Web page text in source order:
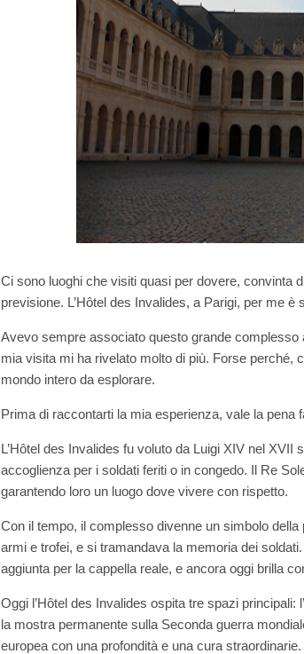
Ci sono luoghi che visiti quasi per dovere, convinta
previsione. L’Hôtel des Invalides, a Parigi, per me è
Avevo sempre associato questo grande
mia visita mi ha rivelato molto di più. Forse
mondo intero da esplorare.
Prima di raccontarti la mia esperienza, vale la pena
L’Hôtel des Invalides fu voluto da Luigi XIV nel
accoglienza per i soldati feriti o in congedo. Il Re
garantendo loro un luogo dove vivere con rispetto.
Con il tempo, il complesso divenne un simbolo
armi e trofei, e si tramandava la memoria dei
aggiunta per la cappella reale, e ancora oggi brilla
Oggi l’Hôtel des Invalides ospita tre spazi principali:
la mostra permanente sulla Seconda guerra
europea con una profondità e una cura straordinarie.